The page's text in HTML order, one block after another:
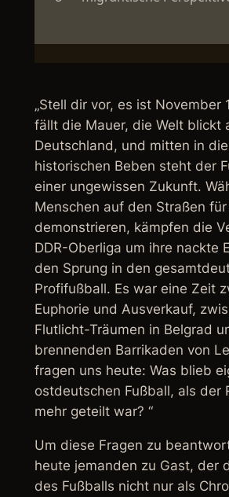
„Stell dir vor, es ist November
fällt die Mauer, die Welt blickt
Deutschland, und mitten in
historischen Beben steht der
einer ungewissen Zukunft.
Menschen auf den Straßen
demonstrieren, kämpfen die
DDR-Oberliga um ihre nackte
den Sprung in den
Profifußball. Es war eine Zeit
Euphorie und Ausverkauf,
Flutlicht-Träumen in Belgrad
brennenden Barrikaden von
fragen uns heute: Was blieb
ostdeutschen Fußball, als der
mehr geteilt war? “
Um diese Fragen zu
heute jemanden zu Gast, der
des Fußballs nicht nur als